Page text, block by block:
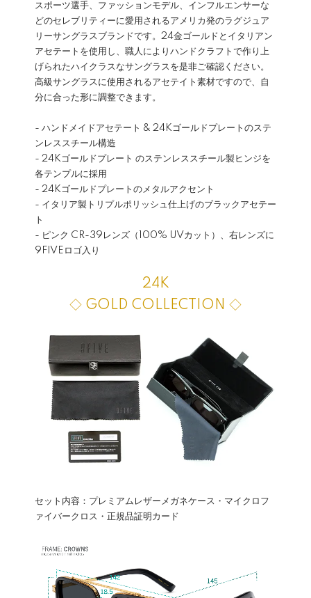
スポーツ選手、ファッションモデル、インフルエンサーな
どのセレブリティーに愛用されるアメリカ発のラグジュア
リーサングラスブランドです。24金ゴールドとイタリアン
アセテートを使用し、職人によりハンドクラフトで作り上
げられたハイクラスなサングラスを是非ご確認ください。
高級サングラスに使用されるアセテイト素材ですので、自
分に合った形に調整できます。
- ハンドメイドアセテート & 24Kゴールドプレートのステ
ンレススチール構造
- 24Kゴールドプレート のステンレススチール製ヒンジを
各テンプルに採用
- 24Kゴールドプレートのメタルアクセント
- イタリア製トリプルポリッシュ仕上げのブラックアセテー
ト
- ピンク CR-39レンズ（100% UVカット）、右レンズに
9FIVEロゴ入り
24K
◇ GOLD COLLECTION ◇
セット内容：プレミアムレザーメガネケース・マイクロフ
ァイバークロス・正規品証明カード